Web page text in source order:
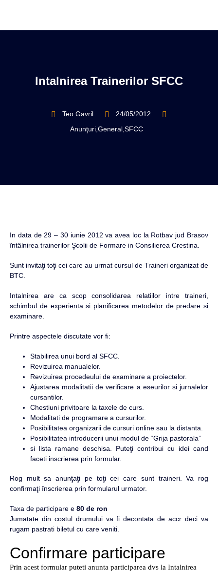
Intalnirea Trainerilor SFCC
Teo Gavril
24/05/2012
Anunţuri General SFCC
In data de 29 – 30 iunie 2012 va avea loc la Rotbav jud Brasov
întâlnirea trainerilor Şcolii de Formare in Consilierea Crestina.
Sunt invitaţi toţi cei care au urmat cursul de Traineri organizat de
BTC.
Intalnirea are ca scop consolidarea relatiilor intre traineri,
schimbul de experienta si planificarea metodelor de predare si
examinare.
Printre aspectele discutate vor fi:
Stabilirea unui bord al SFCC.
Revizuirea manualelor.
Revizuirea procedeului de examinare a proiectelor.
Ajustarea modalitatii de verificare a eseurilor si jurnalelor
cursantilor.
Chestiuni privitoare la taxele de curs.
Modalitati de programare a cursurilor.
Posibilitatea organizarii de cursuri online sau la distanta.
Posibilitatea introducerii unui modul de “Grija pastorala”
si lista ramane deschisa. Puteţi contribui cu idei cand
faceti inscrierea prin formular.
Rog mult sa anunţaţi pe toţi cei care sunt traineri. Va rog
confirmaţi înscrierea prin formularul urmator.
Taxa de participare e 80 de ron
Jumatate din costul drumului va fi decontata de accr deci va
rugam pastrati biletul cu care veniti.